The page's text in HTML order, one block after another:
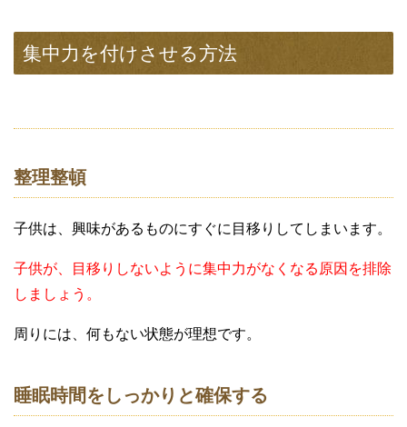
集中力を付けさせる方法
整理整頓
子供は、興味があるものにすぐに目移りしてしまいます。
子供が、目移りしないように集中力がなくなる原因を排除
しましょう。
周りには、何もない状態が理想です。
睡眠時間をしっかりと確保する